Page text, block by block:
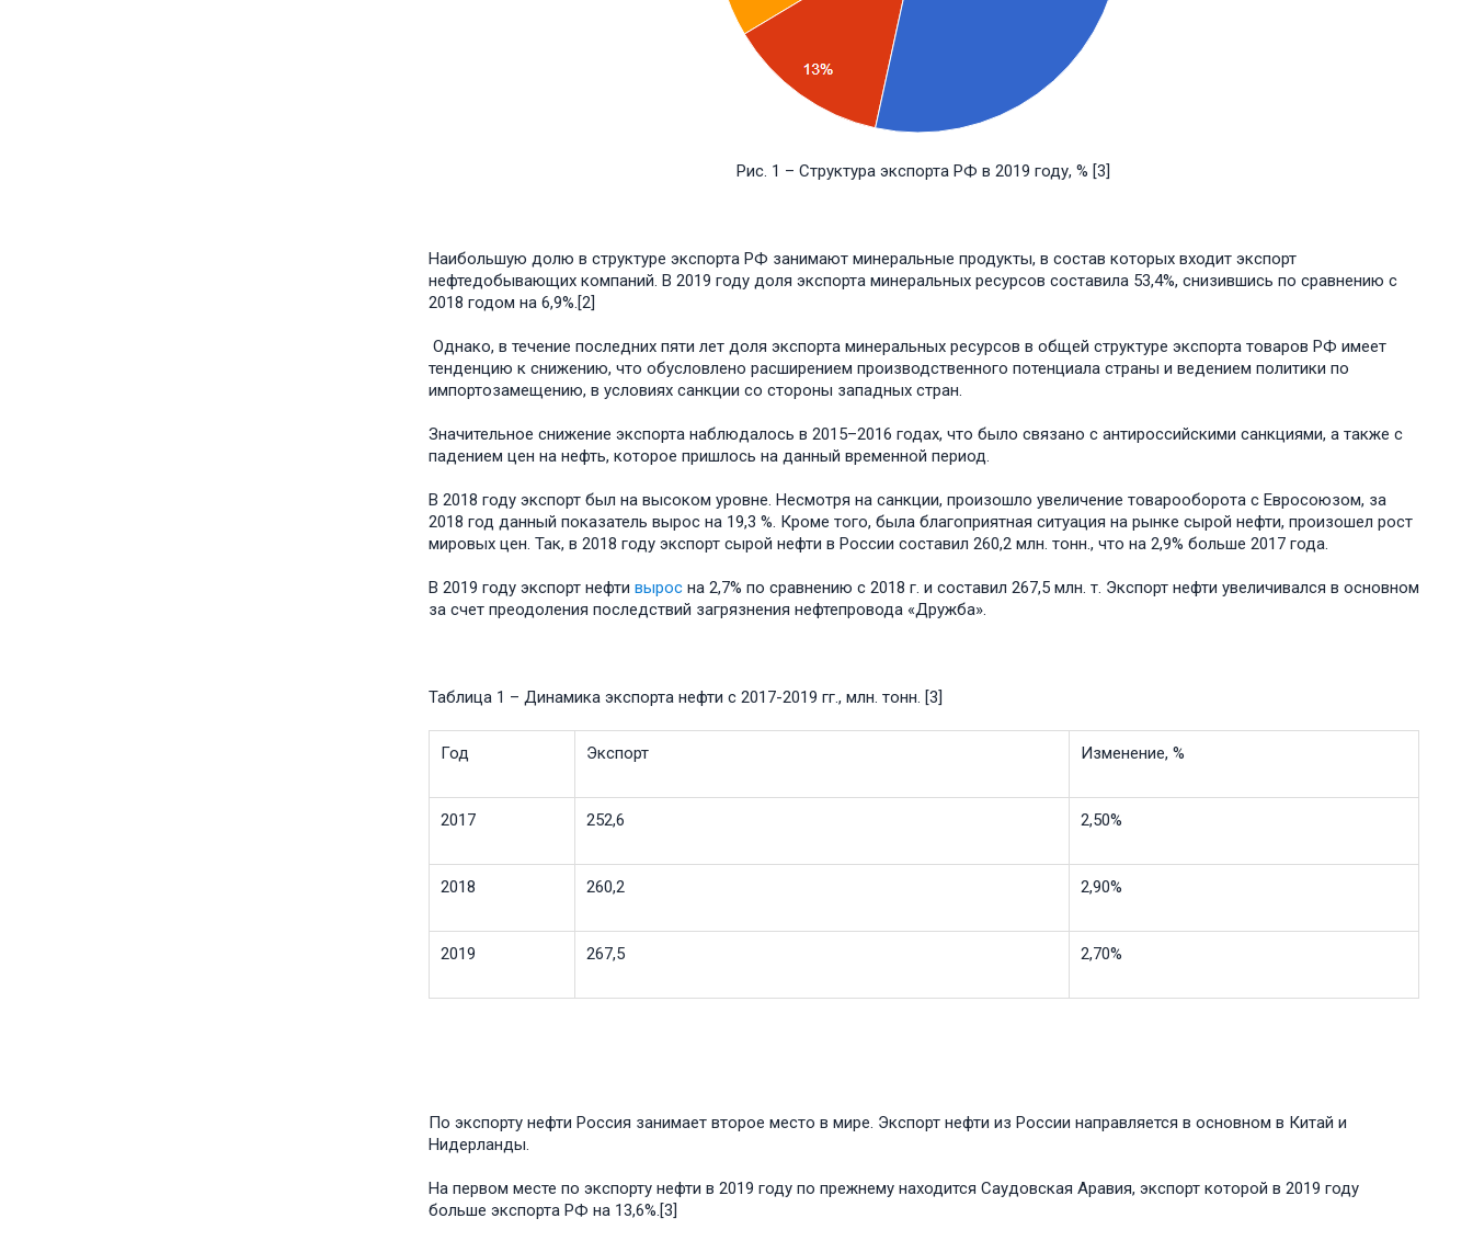
Рис. 1 – Структура экспорта РФ в 2019 году, % [3]
Наибольшую долю в структуре экспорта РФ занимают минеральные продукты, в состав которых входит экспорт
нефтедобывающих компаний. В 2019 году доля экспорта минеральных ресурсов составила 53,4%, снизившись по сравнению с
2018 годом на 6,9%.[2]
Однако, в течение последних пяти лет доля экспорта минеральных ресурсов в общей структуре экспорта товаров РФ имеет
тенденцию к снижению, что обусловлено расширением производственного потенциала страны и ведением политики по
импортозамещению, в условиях санкции со стороны западных стран.
Значительное снижение экспорта наблюдалось в 2015–2016 годах, что было связано с антироссийскими санкциями, а также с
падением цен на нефть, которое пришлось на данный временной период.
В 2018 году экспорт был на высоком уровне. Несмотря на санкции, произошло увеличение товарооборота с Евросоюзом, за
2018 год данный показатель вырос на 19,3 %. Кроме того, была благоприятная ситуация на рынке сырой нефти, произошел рост
мировых цен. Так, в 2018 году экспорт сырой нефти в России составил 260,2 млн. тонн., что на 2,9% больше 2017 года.
В 2019 году экспорт нефти выросна 2,7% по сравнению с 2018 г. и составил 267,5 млн. т. Экспорт нефти увеличивался в основном
за счет преодоления последствий загрязнения нефтепровода «Дружба».
Таблица 1 – Динамика экспорта нефти с 2017-2019 гг., млн. тонн. [3]
Год Экспорт Изменение, %
2017 252,6 2,50%
2018 260,2 2,90%
2019 267,5 2,70%
По экспорту нефти Россия занимает второе место в мире. Экспорт нефти из России направляется в основном в Китай и
Нидерланды.
На первом месте по экспорту нефти в 2019 году по прежнему находится Саудовская Аравия, экспорт которой в 2019 году
больше экспорта РФ на 13,6%.[3]